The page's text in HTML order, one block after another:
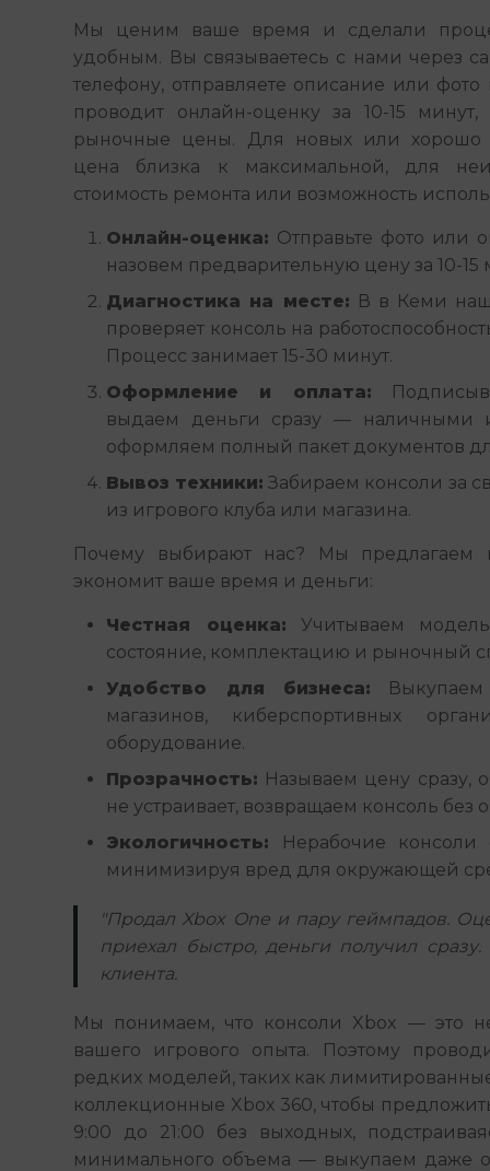
Мы ценим ваше время и сделали
удобным. Вы связываетесь с нами через
телефону, отправляете описание или
проводит онлайн-оценку за 10-15
рыночные цены. Для новых или хорошо
цена близка к максимальной, для
стоимость ремонта или возможность
Онлайн-оценка: Отправьте фото или
назовем предварительную цену за 10-15
Диагностика на месте: В в Кеми наш
проверяет консоль на
Процесс занимает 15-30 минут.
Оформление и оплата:
выдаем деньги сразу — наличными
оформляем полный пакет документов
Вывоз техники: Забираем консоли за
из игрового клуба или магазина.
Почему выбирают нас? Мы предлагаем
экономит ваше время и деньги:
Честная оценка: Учитываем
состояние, комплектацию и рыночный
Удобство для бизнеса:
магазинов, киберспортивных
оборудование.
Прозрачность: Называем цену сразу,
не устраивает, возвращаем консоль без
Экологичность: Нерабочие консоли
минимизируя вред для окружающей
"Продал Xbox One и пару геймпадов.
приехал быстро, деньги получил
клиента.
Мы понимаем, что консоли Xbox — это не
вашего игрового опыта. Поэтому
редких моделей, таких как
коллекционные Xbox 360, чтобы
9:00 до 21:00 без выходных,
минимального объема — выкупаем даже